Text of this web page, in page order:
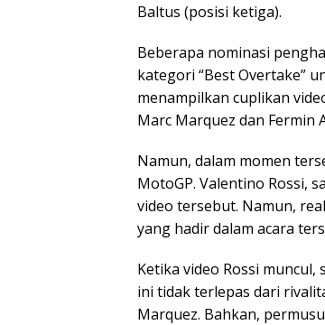
Baltus (posisi ketiga).
Beberapa nominasi
kategori “Best Overtake”
menampilkan cuplikan
Marc Marquez dan Fermin
Namun, dalam momen
MotoGP. Valentino Rossi,
video tersebut. Namun,
yang hadir dalam acara
Ketika video Rossi
ini tidak terlepas dari
Marquez. Bahkan,